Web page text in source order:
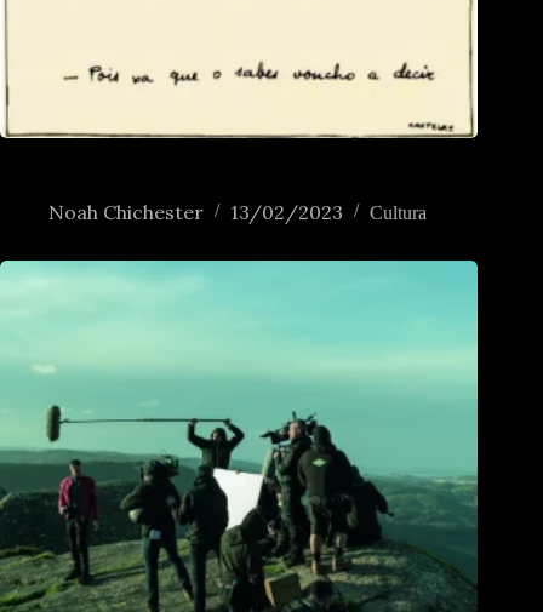
Noah Chichester 13/02/2023 Cultura